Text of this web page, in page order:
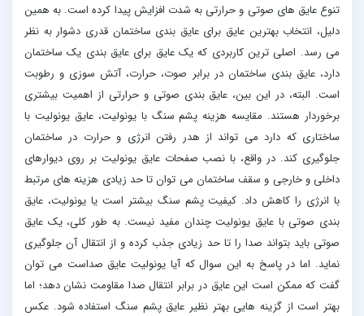
تنوع عایق های صوتی و حرارتی به شدت افزایش پیدا کرده است. به همین
دلیل، انتخاب بهترین عایق برای عایق بندی ساختمان قدری دشوار به نظر
می رسد. اصلی ترین کاربردی که یک عایق برای عایق بندی یک ساختمان
دارد، عایق بندی ساختمان در برابر صوت، حرارت، آتش سوزی و رطوبت
است. البته، در این بین، عایق بندی صوتی و حرارتی از اهمیت بیشتری
برخوردار هستند. مقایسه هزینه پشم سنگ با یونولیت، عایق یونولیت با
ساختاری که دارد می تواند از هدر رفتن انرژی و حرارت در ساختمان
جلوگیری کند. در واقع، با نصب صفحات عایق یونولیت بر روی دیوارهای
داخلی و خارجی و سقف ساختمان می توان تا حد زیادی هزینه های مرتبط
با انرژی را کاهش داد. کیفیت پشم سنگ بیشتر است یا یونولیت، عایق
بندی صوتی با عایق یونولیت چندان مفید نیست. به طور کلی، یک عایق
صوتی باید بتواند صدا را تا حد زیادی جذب کرده و از انتقال آن جلوگیری
نماید. اما در پاسخ به این سوال که آیا یونولیت عایق صداست می توان
گفت که ممکن است این عایق در برابر انتقال صدا مقاومت نشان دهد؛ اما
بهتر است از گزینه هایی بهتر نظیر عایق پشم سنگ استفاده شود. عکس